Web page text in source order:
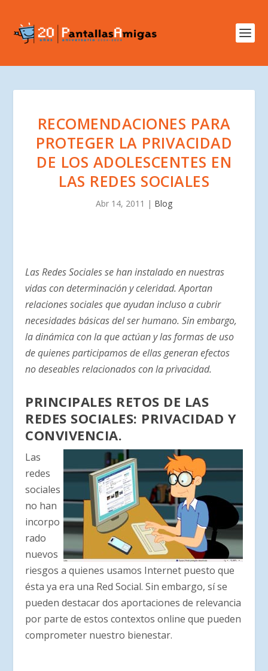
RECOMENDACIONES PARA
PROTEGER LA PRIVACIDAD
DE LOS ADOLESCENTES EN
LAS REDES SOCIALES
Abr 14, 2011 | Blog
Las Redes Sociales se han instalado en nuestras
vidas con determinación y celeridad. Aportan
relaciones sociales que ayudan incluso a cubrir
necesidades básicas del ser humano. Sin embargo,
la dinámica con la que actúan y las formas de uso
de quienes participamos de ellas generan efectos
no deseables relacionados con la privacidad.
PRINCIPALES RETOS DE LAS
REDES SOCIALES: PRIVACIDAD Y
CONVIVENCIA.
Las
redes
sociales
no han
incorpo
rado
nuevos
riesgos a quienes usamos Internet puesto que
ésta ya era una Red Social. Sin embargo, sí se
pueden destacar dos aportaciones de relevancia
por parte de estos contextos online que pueden
comprometer nuestro bienestar.